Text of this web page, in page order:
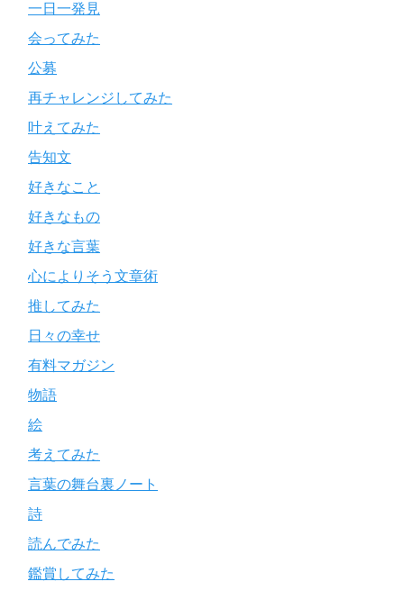
一日一発見
会ってみた
公募
再チャレンジしてみた
叶えてみた
告知文
好きなこと
好きなもの
好きな言葉
心によりそう文章術
推してみた
日々の幸せ
有料マガジン
物語
絵
考えてみた
言葉の舞台裏ノート
詩
読んでみた
鑑賞してみた